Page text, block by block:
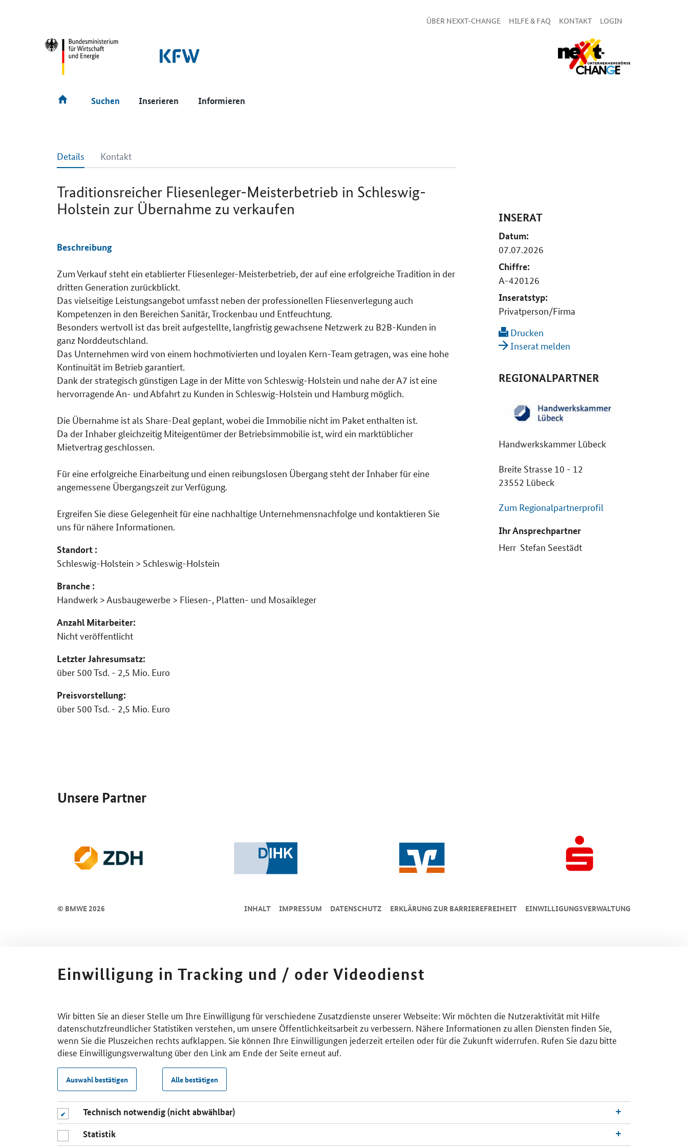
ÜBER NEXXT-CHANGE HILFE & FAQ KONTAKT LOGIN
Suchen Inserieren Informieren
Details Kontakt
Traditionsreicher Fliesenleger-Meisterbetrieb in Schleswig-
Holstein zur Übernahme zu verkaufen
Details
Beschreibung
Zum Verkauf steht ein etablierter Fliesenleger-Meisterbetrieb, der auf eine erfolgreiche Tradition in der
dritten Generation zurückblickt.
Das vielseitige Leistungsangebot umfasst neben der professionellen Fliesenverlegung auch
Kompetenzen in den Bereichen Sanitär, Trockenbau und Entfeuchtung.
Besonders wertvoll ist das breit aufgestellte, langfristig gewachsene Netzwerk zu B2B-Kunden in
ganz Norddeutschland.
Das Unternehmen wird von einem hochmotivierten und loyalen Kern-Team getragen, was eine hohe
Kontinuität im Betrieb garantiert.
Dank der strategisch günstigen Lage in der Mitte von Schleswig-Holstein und nahe der A7 ist eine
hervorragende An- und Abfahrt zu Kunden in Schleswig-Holstein und Hamburg möglich.
Die Übernahme ist als Share-Deal geplant, wobei die Immobilie nicht im Paket enthalten ist.
Da der Inhaber gleichzeitig Miteigentümer der Betriebsimmobilie ist, wird ein marktüblicher
Mietvertrag geschlossen.
Für eine erfolgreiche Einarbeitung und einen reibungslosen Übergang steht der Inhaber für eine
angemessene Übergangszeit zur Verfügung.
Ergreifen Sie diese Gelegenheit für eine nachhaltige Unternehmensnachfolge und kontaktieren Sie
uns für nähere Informationen.
Standort :
Schleswig-Holstein > Schleswig-Holstein
Branche :
Handwerk > Ausbaugewerbe > Fliesen-, Platten- und Mosaikleger
Anzahl Mitarbeiter:
Nicht veröffentlicht
Letzter Jahresumsatz:
über 500 Tsd. - 2,5 Mio. Euro
Preisvorstellung:
über 500 Tsd. - 2,5 Mio. Euro
INSERAT
Datum:
07.07.2026
Chiffre:
A-420126
Inseratstyp:
Privatperson/Firma
Drucken
Inserat melden
REGIONALPARTNER
Handwerkskammer Lübeck
Breite Strasse 10 - 12
23552 Lübeck
Zum Regionalpartnerprofil
Ihr Ansprechpartner
Herr Stefan Seestädt
Unsere Partner
© BMWE 2026 INHALT IMPRESSUM DA­TEN­SCHUTZ ERKLÄRUNG ZUR BARRIEREFREIHEIT EINWILLIGUNGSVERWALTUNG
Einwilligung in Tracking und / oder Videodienst
Wir bitten Sie an dieser Stelle um Ihre Einwilligung für verschiedene Zusatzdienste unserer Webseite: Wir möchten die Nutzeraktivität mit Hilfe
datenschutzfreundlicher Statistiken verstehen, um unsere Öffentlichkeitsarbeit zu verbessern. Nähere Informationen zu allen Diensten finden Sie,
wenn Sie die Pluszeichen rechts aufklappen. Sie können Ihre Einwilligungen jederzeit erteilen oder für die Zukunft widerrufen. Rufen Sie dazu bitte
diese Einwilligungsverwaltung über den Link am Ende der Seite erneut auf.
Auswahl bestätigen Alle bestätigen
Technisch notwendig (nicht abwählbar)
Statistik